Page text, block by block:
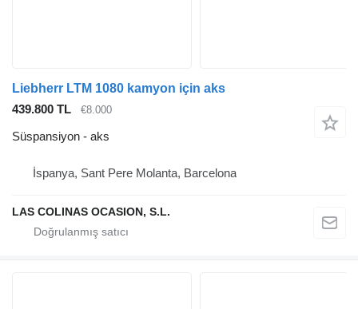
Liebherr LTM 1080 kamyon için aks
439.800 TL
€8.000
Süspansiyon - aks
İspanya, Sant Pere Molanta, Barcelona
LAS COLINAS OCASION, S.L.